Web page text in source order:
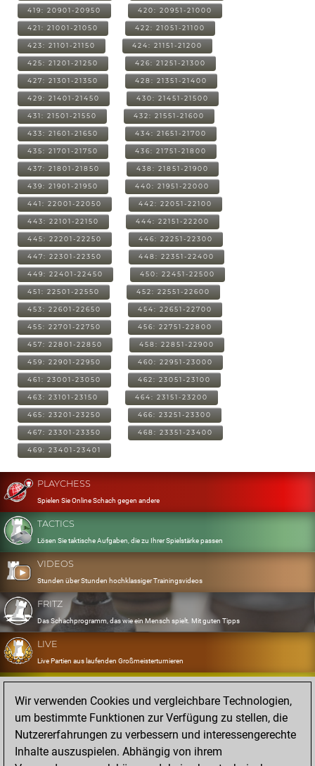
419: 20901-20950 420: 20951-21000
421: 21001-21050 422: 21051-21100
423: 21101-21150 424: 21151-21200
425: 21201-21250 426: 21251-21300
427: 21301-21350 428: 21351-21400
429: 21401-21450 430: 21451-21500
431: 21501-21550 432: 21551-21600
433: 21601-21650 434: 21651-21700
435: 21701-21750 436: 21751-21800
437: 21801-21850 438: 21851-21900
439: 21901-21950 440: 21951-22000
441: 22001-22050 442: 22051-22100
443: 22101-22150 444: 22151-22200
445: 22201-22250 446: 22251-22300
447: 22301-22350 448: 22351-22400
449: 22401-22450 450: 22451-22500
451: 22501-22550 452: 22551-22600
453: 22601-22650 454: 22651-22700
455: 22701-22750 456: 22751-22800
457: 22801-22850 458: 22851-22900
459: 22901-22950 460: 22951-23000
461: 23001-23050 462: 23051-23100
463: 23101-23150 464: 23151-23200
465: 23201-23250 466: 23251-23300
467: 23301-23350 468: 23351-23400
469: 23401-23401
PLAYCHESS
Spielen Sie Online Schach gegen andere
TACTICS
Lösen Sie taktische Aufgaben, die zu Ihrer Spielstärke passen
VIDEOS
Stunden über Stunden hochklassiger Trainingsvideos
FRITZ
Das Schachprogramm, das wie ein Mensch spielt. Mit guten Tipps
LIVE
Live Partien aus laufenden Großmeisterturnieren
OPENINGS
Erfassen und Üben Sie Ihr Eröffnungsrepertoire
DATABASE
Acht Millionen starke Partien
Wir verwenden Cookies und vergleichbare Technologien,
um bestimmte Funktionen zur Verfügung zu stellen, die
Nutzererfahrungen zu verbessern und interessengerechte
Inhalte auszuspielen. Abhängig von ihrem